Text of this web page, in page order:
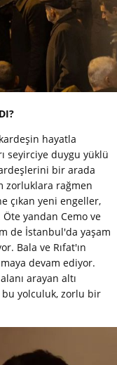
hayatla
seyirciye duygu yüklü
bir arada
zorluklara rağmen
çıkan yeni engeller,
yandan Cemo ve
de İstanbul'da yaşam
Bala ve Rıfat'ın
devam ediyor.
arayan altı
bu yolculuk, zorlu bir